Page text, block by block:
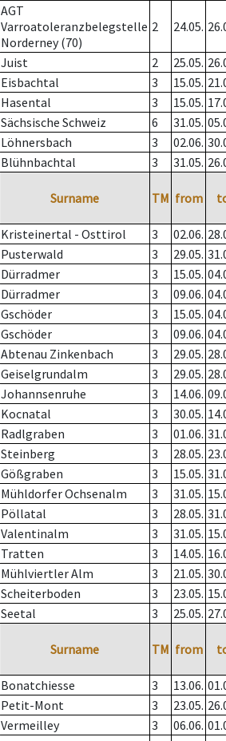
AGT
Varroatoleranzbelegstelle
Norderney (70)
2 24.05.
Juist 2 25.05.
Eisbachtal 3 15.05.
Hasental 3 15.05.
Sächsische Schweiz 6 31.05.
Löhnersbach 3 02.06.
Blühnbachtal 3 31.05.
Surname TM from
Kristeinertal - Osttirol 3 02.06.
Pusterwald 3 29.05.
Dürradmer 3 15.05.
Dürradmer 3 09.06.
Gschöder 3 15.05.
Gschöder 3 09.06.
Abtenau Zinkenbach 3 29.05.
Geiselgrundalm 3 29.05.
Johannsenruhe 3 14.06.
Kocnatal 3 30.05.
Radlgraben 3 01.06.
Steinberg 3 28.05.
Gößgraben 3 15.05.
Mühldorfer Ochsenalm 3 31.05.
Pöllatal 3 28.05.
Valentinalm 3 31.05.
Tratten 3 14.05.
Mühlviertler Alm 3 21.05.
Scheiterboden 3 23.05.
Seetal 3 25.05.
Surname TM from
Bonatchiesse 3 13.06.
Petit-Mont 3 23.05.
Vermeilley 3 06.06.